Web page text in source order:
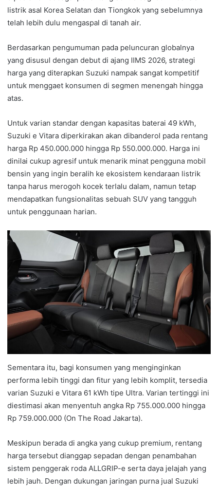
listrik asal Korea Selatan dan Tiongkok yang sebelumnya
telah lebih dulu mengaspal di tanah air.
Berdasarkan pengumuman pada peluncuran globalnya
yang disusul dengan debut di ajang IIMS 2026, strategi
harga yang diterapkan Suzuki nampak sangat kompetitif
untuk menggaet konsumen di segmen menengah hingga
atas.
Untuk varian standar dengan kapasitas baterai 49 kWh,
Suzuki e Vitara diperkirakan akan dibanderol pada rentang
harga Rp 450.000.000 hingga Rp 550.000.000. Harga ini
dinilai cukup agresif untuk menarik minat pengguna mobil
bensin yang ingin beralih ke ekosistem kendaraan listrik
tanpa harus merogoh kocek terlalu dalam, namun tetap
mendapatkan fungsionalitas sebuah SUV yang tangguh
untuk penggunaan harian.
Sementara itu, bagi konsumen yang menginginkan
performa lebih tinggi dan fitur yang lebih komplit, tersedia
varian Suzuki e Vitara 61 kWh tipe Ultra. Varian tertinggi ini
diestimasi akan menyentuh angka Rp 755.000.000 hingga
Rp 759.000.000 (On The Road Jakarta).
Meskipun berada di angka yang cukup premium, rentang
harga tersebut dianggap sepadan dengan penambahan
sistem penggerak roda ALLGRIP-e serta daya jelajah yang
lebih jauh. Dengan dukungan jaringan purna jual Suzuki